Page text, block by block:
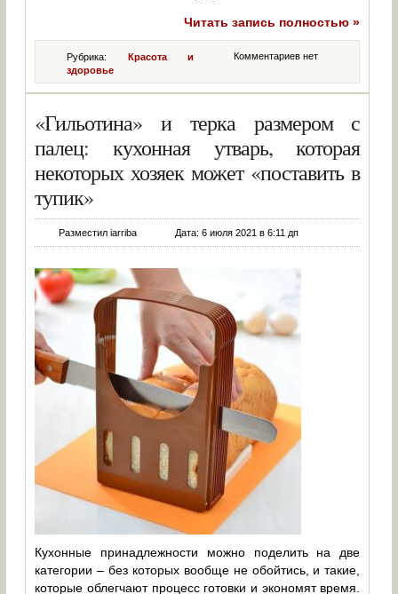
Читать запись полностью »
Комментариев нет
Рубрика: Красота и
здоровье
«Гильотина» и терка размером с
палец: кухонная утварь, которая
некоторых хозяек может «поставить в
тупик»
Разместил iarriba Дата: 6 июля 2021 в 6:11 дп
Кухонные принадлежности можно поделить на две
категории – без которых вообще не обойтись, и такие,
которые облегчают процесс готовки и экономят время.